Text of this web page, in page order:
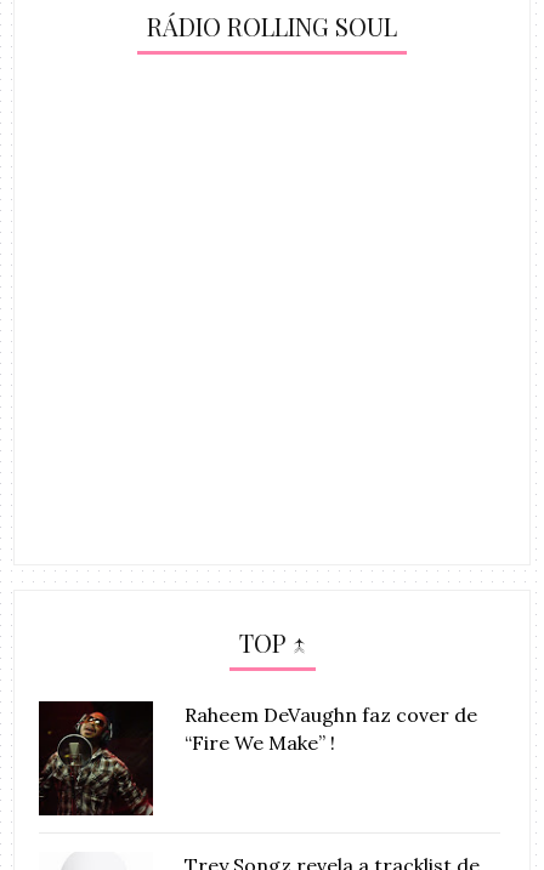
RÁDIO ROLLING SOUL
TOP ↑
Raheem DeVaughn faz cover de
“Fire We Make” !